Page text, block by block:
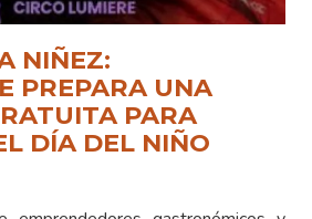
NIÑEZ:
PREPARA UNA
PARA
DÍA DEL NIÑO